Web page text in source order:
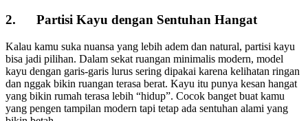
2. Partisi Kayu dengan Sentuhan Hangat
Kalau kamu suka nuansa yang lebih adem dan natural, partisi kayu
bisa jadi pilihan. Dalam sekat ruangan minimalis modern, model
kayu dengan garis-garis lurus sering dipakai karena kelihatan ringan
dan nggak bikin ruangan terasa berat. Kayu itu punya kesan hangat
yang bikin rumah terasa lebih “hidup”. Cocok banget buat kamu
yang pengen tampilan modern tapi tetap ada sentuhan alami yang